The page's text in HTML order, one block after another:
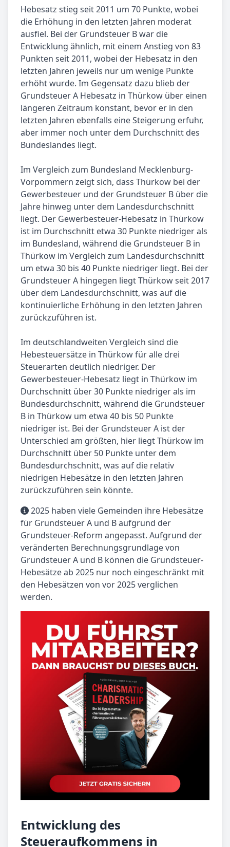
Hebesatz stieg seit 2011 um 70 Punkte, wobei
die Erhöhung in den letzten Jahren moderat
ausfiel. Bei der Grundsteuer B war die
Entwicklung ähnlich, mit einem Anstieg von 83
Punkten seit 2011, wobei der Hebesatz in den
letzten Jahren jeweils nur um wenige Punkte
erhöht wurde. Im Gegensatz dazu blieb der
Grundsteuer A Hebesatz in Thürkow über einen
längeren Zeitraum konstant, bevor er in den
letzten Jahren ebenfalls eine Steigerung erfuhr,
aber immer noch unter dem Durchschnitt des
Bundeslandes liegt.
Im Vergleich zum Bundesland Mecklenburg-
Vorpommern zeigt sich, dass Thürkow bei der
Gewerbesteuer und der Grundsteuer B über die
Jahre hinweg unter dem Landesdurchschnitt
liegt. Der Gewerbesteuer-Hebesatz in Thürkow
ist im Durchschnitt etwa 30 Punkte niedriger als
im Bundesland, während die Grundsteuer B in
Thürkow im Vergleich zum Landesdurchschnitt
um etwa 30 bis 40 Punkte niedriger liegt. Bei der
Grundsteuer A hingegen liegt Thürkow seit 2017
über dem Landesdurchschnitt, was auf die
kontinuierliche Erhöhung in den letzten Jahren
zurückzuführen ist.
Im deutschlandweiten Vergleich sind die
Hebesteuersätze in Thürkow für alle drei
Steuerarten deutlich niedriger. Der
Gewerbesteuer-Hebesatz liegt in Thürkow im
Durchschnitt über 30 Punkte niedriger als im
Bundesdurchschnitt, während die Grundsteuer
B in Thürkow um etwa 40 bis 50 Punkte
niedriger ist. Bei der Grundsteuer A ist der
Unterschied am größten, hier liegt Thürkow im
Durchschnitt über 50 Punkte unter dem
Bundesdurchschnitt, was auf die relativ
niedrigen Hebesätze in den letzten Jahren
zurückzuführen sein könnte.
2025 haben viele Gemeinden ihre Hebesätze
für Grundsteuer A und B aufgrund der
Grundsteuer-Reform angepasst. Aufgrund der
veränderten Berechnungsgrundlage von
Grundsteuer A und B können die Grundsteuer-
Hebesätze ab 2025 nur noch eingeschränkt mit
den Hebesätzen von vor 2025 verglichen
werden.
Entwicklung des
Steueraufkommens in